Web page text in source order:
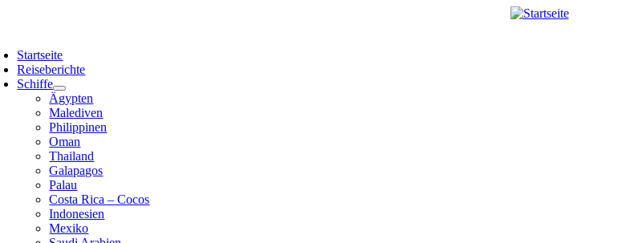
Startseite
Reiseberichte
Schiffe
Ägypten
Malediven
Philippinen
Oman
Thailand
Galapagos
Palau
Costa Rica – Cocos
Indonesien
Mexiko